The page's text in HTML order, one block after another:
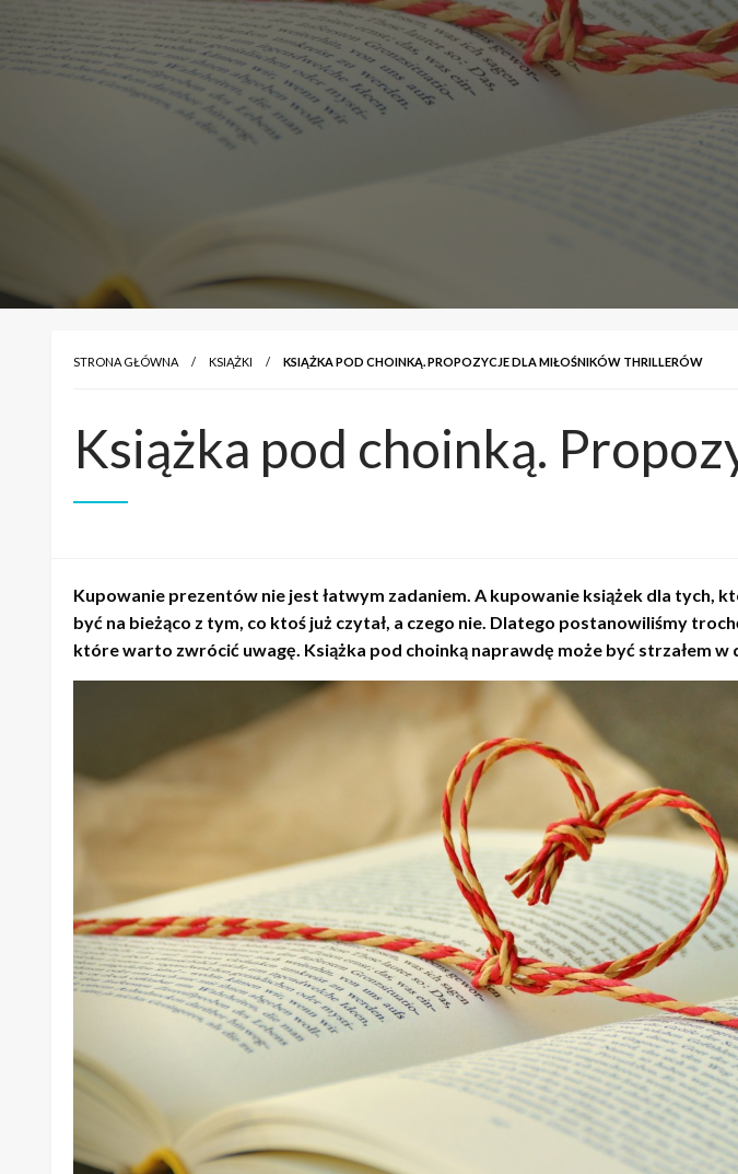
STRONA GŁÓWNA KSIĄŻKI KSIĄŻKA POD CHOINKĄ. PROPOZYCJE DLA MIŁOŚNIKÓW THRILLERÓW
Książka pod choinką.
Kupowanie prezentów nie jest łatwym zadaniem. A kupowanie książek dla tych,
być na bieżąco z tym, co ktoś już czytał, a czego nie. Dlatego postanowiliśmy
które warto zwrócić uwagę. Książka pod choinką naprawdę może być strzałem